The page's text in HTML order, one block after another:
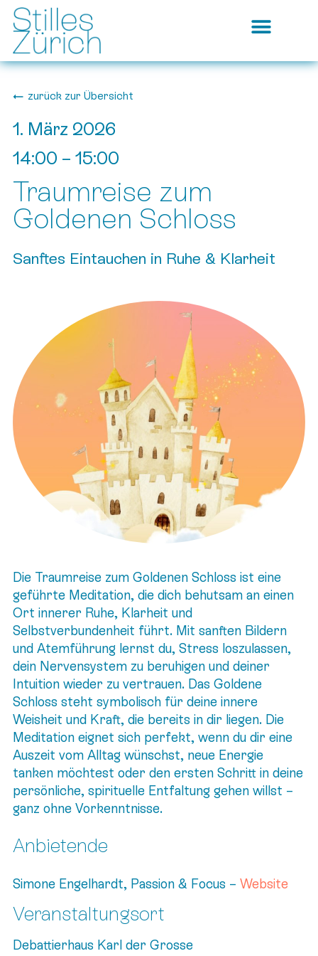
zurück zur Übersicht
1. März 2026
14:00 – 15:00
Traumreise zum
Goldenen Schloss
Sanftes Eintauchen in Ruhe & Klarheit
Die Traumreise zum Goldenen Schloss ist eine
geführte Meditation, die dich behutsam an einen
Ort innerer Ruhe, Klarheit und
Selbstverbundenheit führt. Mit sanften Bildern
und Atemführung lernst du, Stress loszulassen,
dein Nervensystem zu beruhigen und deiner
Intuition wieder zu vertrauen. Das Goldene
Schloss steht symbolisch für deine innere
Weisheit und Kraft, die bereits in dir liegen. Die
Meditation eignet sich perfekt, wenn du dir eine
Auszeit vom Alltag wünschst, neue Energie
tanken möchtest oder den ersten Schritt in deine
persönliche, spirituelle Entfaltung gehen willst –
ganz ohne Vorkenntnisse.
Anbietende
Simone Engelhardt, Passion & Focus – Website
Veranstaltungsort
Debattierhaus Karl der Grosse